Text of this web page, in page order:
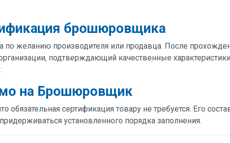
брошюровщика
желанию производителя или продавца. После
подтверждающий качественные
на Брошюровщик
сертификация товару не требуется. Его
установленного порядка заполнения.